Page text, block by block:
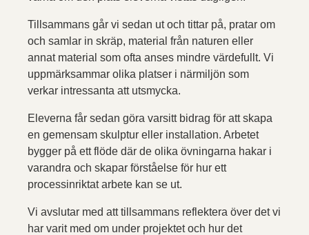
Tillsammans går vi sedan ut och tittar på, pratar om
och samlar in skräp, material från naturen eller
annat material som ofta anses mindre värdefullt. Vi
uppmärksammar olika platser i närmiljön som
verkar intressanta att utsmycka.
Eleverna får sedan göra varsitt bidrag för att skapa
en gemensam skulptur eller installation. Arbetet
bygger på ett flöde där de olika övningarna hakar i
varandra och skapar förståelse för hur ett
processinriktat arbete kan se ut.
Vi avslutar med att tillsammans reflektera över det vi
har varit med om under projektet och hur det